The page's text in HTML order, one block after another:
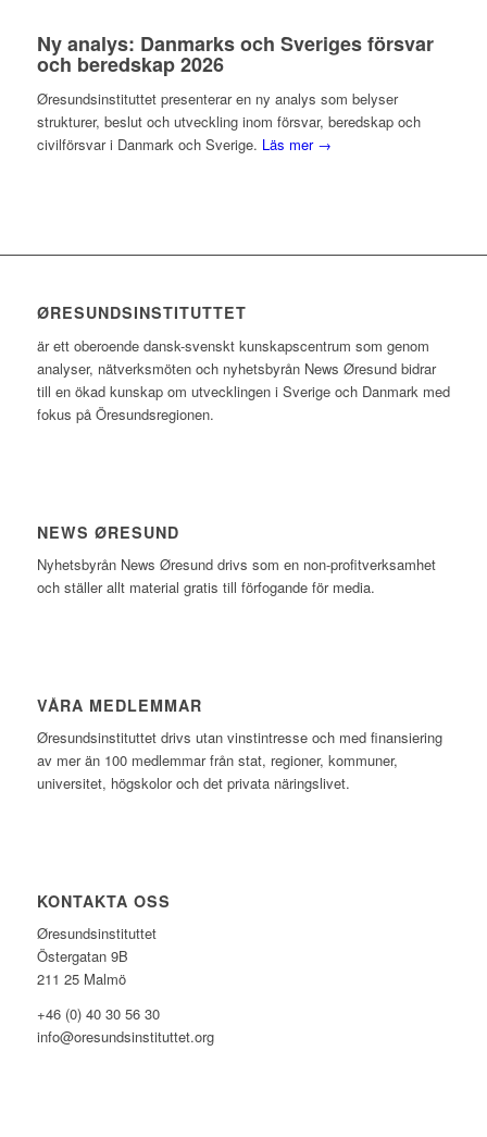
Ny analys: Danmarks och Sveriges försvar
och beredskap 2026
Øresundsinstituttet presenterar en ny analys som belyser
strukturer, beslut och utveckling inom försvar, beredskap och
civilförsvar i Danmark och Sverige. Läs mer →
ØRESUNDSINSTITUTTET
är ett oberoende dansk-svenskt kunskapscentrum som genom
analyser, nätverksmöten och nyhetsbyrån News Øresund bidrar
till en ökad kunskap om utvecklingen i Sverige och Danmark med
fokus på Öresundsregionen.
NEWS ØRESUND
Nyhetsbyrån News Øresund drivs som en non-profitverksamhet
och ställer allt material gratis till förfogande för media.
VÅRA MEDLEMMAR
Øresundsinstituttet drivs utan vinst­intresse och med finansiering
av mer än 100 medlemmar från stat, regioner, kommuner,
universitet, högskolor och det privata näringslivet.
KONTAKTA OSS
Øresundsinstituttet
Östergatan 9B
211 25 Malmö
+46 (0) 40 30 56 30
info@oresundsinstituttet.org